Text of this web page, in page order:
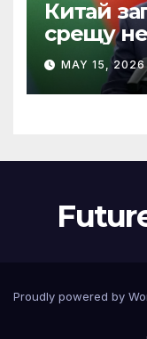
Китай
срещу
MAY 15,
Proudly powered by